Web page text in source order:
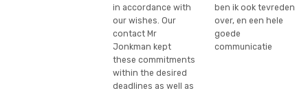
in accordance with
our wishes. Our
contact Mr
Jonkman kept
these commitments
within the desired
deadlines as well as
ben ik ook tevreden
over, en een hele
goede
communicatie